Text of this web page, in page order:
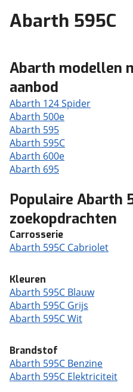
Abarth 595C
Abarth modellen
aanbod
Abarth 124 Spider
Abarth 500e
Abarth 595
Abarth 595C
Abarth 600e
Abarth 695
Populaire Abarth
zoekopdrachten
Carrosserie
Abarth 595C Cabriolet
Kleuren
Abarth 595C Blauw
Abarth 595C Grijs
Abarth 595C Wit
Brandstof
Abarth 595C Benzine
Abarth 595C Elektriciteit